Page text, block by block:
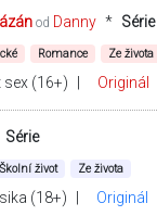
od Danny * Série
Romance Ze života
sex (16+) Originál
Série
Školní život Ze života
(18+) Originál